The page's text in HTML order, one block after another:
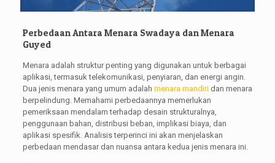
Perbedaan Antara Menara Swadaya dan Menara
Guyed
Menara adalah struktur penting yang digunakan untuk berbagai
aplikasi, termasuk telekomunikasi, penyiaran, dan energi angin.
Dua jenis menara yang umum adalah menara mandiridan menara
berpelindung. Memahami perbedaannya memerlukan
pemeriksaan mendalam terhadap desain strukturalnya,
penggunaan bahan, distribusi beban, implikasi biaya, dan
aplikasi spesifik. Analisis terperinci ini akan menjelaskan
perbedaan mendasar dan nuansa antara kedua jenis menara ini.